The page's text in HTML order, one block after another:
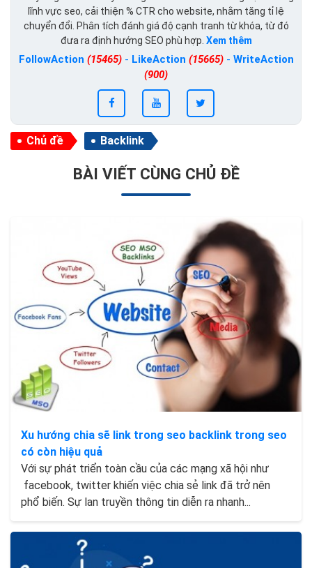
lĩnh vực seo, cải thiện % CTR cho website, nhằm tăng tỉ lệ
chuyển đổi. Phân tích đánh giá độ cạnh tranh từ khóa, từ đó
đưa ra định hướng SEO phù hợp. Xem thêm
FollowAction (15465)- LikeAction (15665)- WriteAction
(900)
Chủ đề Backlink
BÀI VIẾT CÙNG CHỦ ĐỀ
Xu hướng chia sẽ link trong seo backlink trong seo
có còn hiệu quả
Với sự phát triển toàn cầu của các mạng xã hội như
facebook, twitter khiến việc chia sẻ link đã trở nên
phổ biến. Sự lan truyền thông tin diễn ra nhanh...